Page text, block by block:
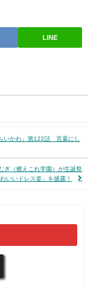
LINE
いかわ」第122話 言葉にし
ぎ（燃えこれ学園）が生誕祭
いいドレス姿」を披露！